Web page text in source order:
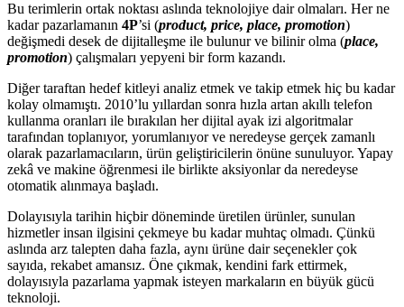
Bu terimlerin ortak noktası aslında teknolojiye dair olmaları. Her ne
kadar pazarlamanın 4P’si (product, price, place, promotion)
değişmedi desek de dijitalleşme ile bulunur ve bilinir olma (place,
promotion) çalışmaları yepyeni bir form kazandı.
Diğer taraftan hedef kitleyi analiz etmek ve takip etmek hiç bu kadar
kolay olmamıştı. 2010’lu yıllardan sonra hızla artan akıllı telefon
kullanma oranları ile bırakılan her dijital ayak izi algoritmalar
tarafından toplanıyor, yorumlanıyor ve neredeyse gerçek zamanlı
olarak pazarlamacıların, ürün geliştiricilerin önüne sunuluyor. Yapay
zekâ ve makine öğrenmesi ile birlikte aksiyonlar da neredeyse
otomatik alınmaya başladı.
Dolayısıyla tarihin hiçbir döneminde üretilen ürünler, sunulan
hizmetler insan ilgisini çekmeye bu kadar muhtaç olmadı. Çünkü
aslında arz talepten daha fazla, aynı ürüne dair seçenekler çok
sayıda, rekabet amansız. Öne çıkmak, kendini fark ettirmek,
dolayısıyla pazarlama yapmak isteyen markaların en büyük gücü
teknoloji.